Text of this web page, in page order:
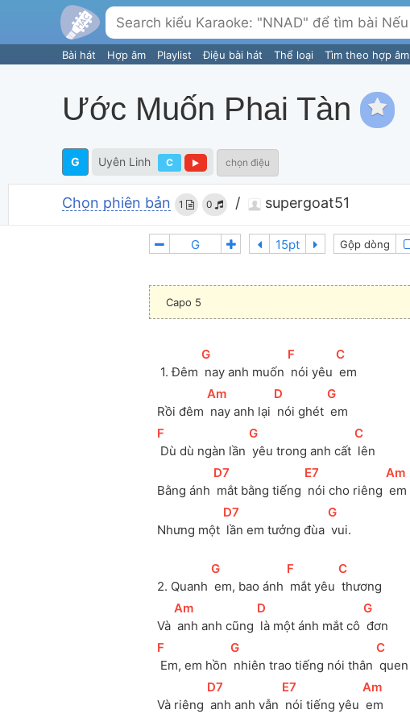
Bài hát Hợp âm Playlist Điệu bài hát Thể loại Tìm theo hợp âm
Ước Muốn Phai Tàn
G Uyên Linh C chọn điệu
Chọn phiên bản 1 0 / supergoat51
Gộp dòng
Capo 5
1. Đêm
[
G
nay anh muốn
[F
nói yêu
[
C
em
Rồi đêm
[
Am
nay anh lại
[D
nói ghét
[
G
em
[F
Dù dù ngàn lần
[
G
yêu trong anh cất
[
C
lên
Bằng ánh
[D7
mắt bằng tiếng
[E7
nói cho riêng
[
Am
em
Nhưng một
[D7
lần em tưởng đùa
[
G
vui.
2. Quanh
[
G
em, bao ánh
[F
mắt yêu
[
C
thương
Và
[
Am
anh anh cũng
[D
là một ánh mắt cô
[
G
đơn
[F
Em, em hồn
[
G
nhiên trao tiếng nói thân
[
C
quen
Và riêng
[D7
anh anh vẫn
[E7
nói tiếng yêu
[
Am
em